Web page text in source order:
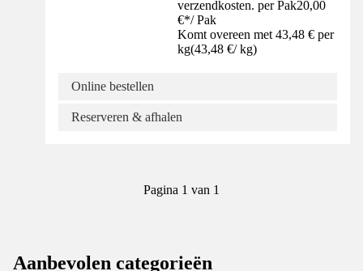
verzendkosten. per Pak20,00
€*/ Pak
Komt overeen met 43,48 € per
kg(43,48 €/ kg)
Online bestellen
Reserveren & afhalen
Pagina 1 van 1
Aanbevolen categorieën